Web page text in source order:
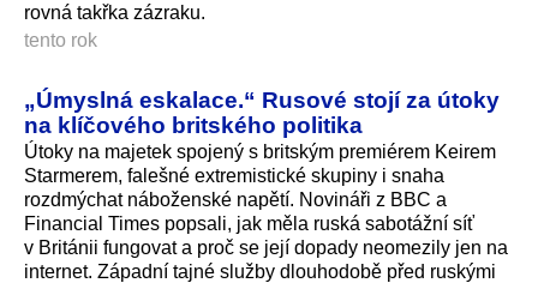
rovná takřka zázraku.
tento rok
„Úmyslná eskalace.“ Rusové stojí za útoky
na klíčového britského politika
Útoky na majetek spojený s britským premiérem Keirem
Starmerem, falešné extremistické skupiny i snaha
rozdmýchat náboženské napětí. Novináři z BBC a
Financial Times popsali, jak měla ruská sabotážní síť
v Británii fungovat a proč se její dopady neomezily jen na
internet. Západní tajné služby dlouhodobě před ruskými